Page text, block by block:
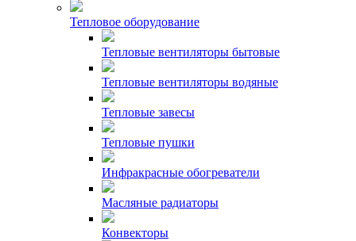
Тепловое оборудование
Тепловые вентиляторы бытовые
Тепловые вентиляторы водяные
Тепловые завесы
Тепловые пушки
Инфракрасные обогреватели
Масляные радиаторы
Конвекторы